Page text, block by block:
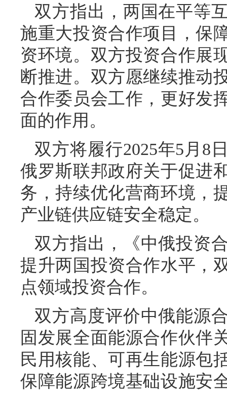
双方指出，两国在平等
施重大投资合作项目，保
资环境。双方投资合作展
断推进。双方愿继续推动
合作委员会工作，更好发
面的作用。
双方将履行2025年5月8
俄罗斯联邦政府关于促进
务，持续优化营商环境，
产业链供应链安全稳定。
双方指出，《中俄投资
提升两国投资合作水平，
点领域投资合作。
双方高度评价中俄能源
固发展全面能源合作伙伴
民用核能、可再生能源包
保障能源跨境基础设施安